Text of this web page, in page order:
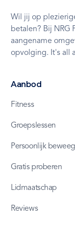
Wil jij op
betalen? Bij NRG
aangename
opvolging. It's all
Aanbod
Fitness
Groepslessen
Persoonlijk
Gratis proberen
Lidmaatschap
Reviews